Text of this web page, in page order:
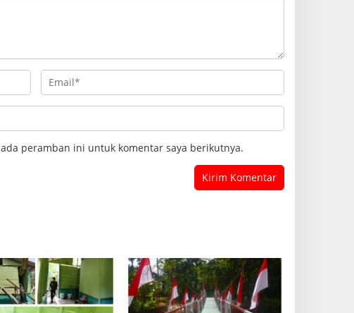
peramban ini untuk komentar saya berikutnya.